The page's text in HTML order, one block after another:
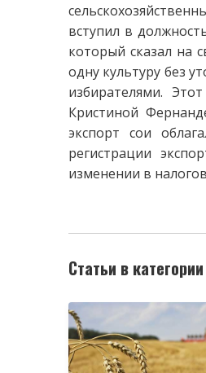
вступил в
который сказал на
одну культуру без
избирателями.
Кристиной
экспорт сои
регистрации
изменении в
Статьи в